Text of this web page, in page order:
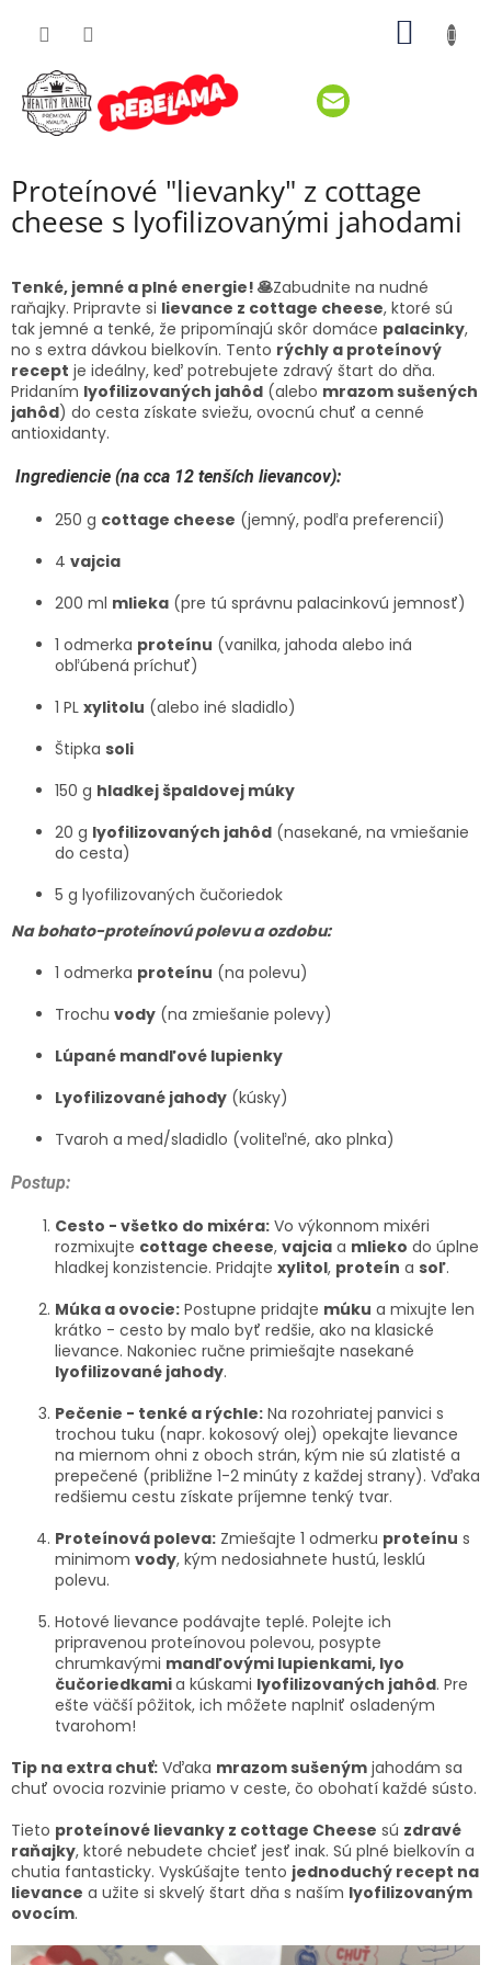
Proteínové "lievanky" z cottage
cheese s lyofilizovanými jahodami
Tenké, jemné a plné energie! 🥞Zabudnite na nudné
raňajky. Pripravte si lievance z cottage cheese, ktoré sú
tak jemné a tenké, že pripomínajú skôr domáce palacinky,
no s extra dávkou bielkovín. Tento rýchly a proteínový
recept je ideálny, keď potrebujete zdravý štart do dňa.
Pridaním lyofilizovaných jahôd (alebo mrazom sušených
jahôd) do cesta získate sviežu, ovocnú chuť a cenné
antioxidanty.
Ingrediencie (na cca 12 tenších lievancov):
250 g cottage cheese (jemný, podľa preferencií)
4 vajcia
200 ml mlieka (pre tú správnu palacinkovú jemnosť)
1 odmerka proteínu (vanilka, jahoda alebo iná
obľúbená príchuť)
1 PL xylitolu (alebo iné sladidlo)
Štipka soli
150 g hladkej špaldovej múky
20 g lyofilizovaných jahôd (nasekané, na vmiešanie
do cesta)
5 g lyofilizovaných čučoriedok
Na bohato-proteínovú polevu a ozdobu:
1 odmerka proteínu (na polevu)
Trochu vody (na zmiešanie polevy)
Lúpané mandľové lupienky
Lyofilizované jahody (kúsky)
Tvaroh a med/sladidlo (voliteľné, ako plnka)
Postup:
Cesto - všetko do mixéra: Vo výkonnom mixéri
rozmixujte cottage cheese, vajcia a mlieko do úplne
hladkej konzistencie. Pridajte xylitol, proteín a soľ.
Múka a ovocie: Postupne pridajte múku a mixujte len
krátko - cesto by malo byť redšie, ako na klasické
lievance. Nakoniec ručne primiešajte nasekané
lyofilizované jahody.
Pečenie - tenké a rýchle: Na rozohriatej panvici s
trochou tuku (napr. kokosový olej) opekajte lievance
na miernom ohni z oboch strán, kým nie sú zlatisté a
prepečené (približne 1-2 minúty z každej strany). Vďaka
redšiemu cestu získate príjemne tenký tvar.
Proteínová poleva: Zmiešajte 1 odmerku proteínu s
minimom vody, kým nedosiahnete hustú, lesklú
polevu.
Hotové lievance podávajte teplé. Polejte ich
pripravenou proteínovou polevou, posypte
chrumkavými mandľovými lupienkami, lyo
čučoriedkamia kúskami lyofilizovaných jahôd. Pre
ešte väčší pôžitok, ich môžete naplniť osladeným
tvarohom!
Tip na extra chuť: Vďaka mrazom sušeným jahodám sa
chuť ovocia rozvinie priamo v ceste, čo obohatí každé sústo.
Tieto proteínové lievanky z cottage Cheese sú zdravé
raňajky, ktoré nebudete chcieť jesť inak. Sú plné bielkovín a
chutia fantasticky. Vyskúšajte tento jednoduchý recept na
lievance a užite si skvelý štart dňa s naším lyofilizovaným
ovocím.